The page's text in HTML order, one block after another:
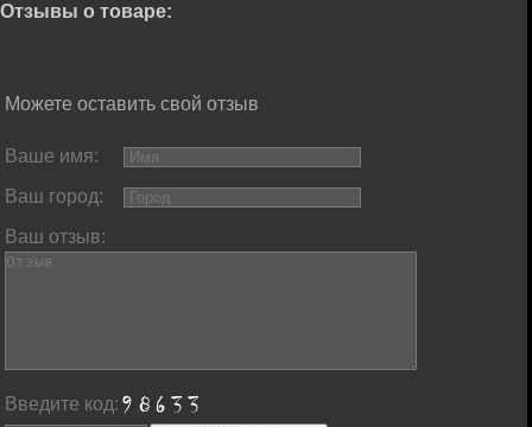
Отзывы о товаре:
Можете оставить свой отзыв
Ваше имя:
Ваш город:
Ваш отзыв:
Введите код: